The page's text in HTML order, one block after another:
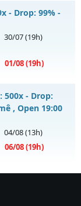
- Drop: 99% -
30/07(19h)
01/08(19h)
500x - Drop:
, Open 19:00
04/08(13h)
06/08(19h)
cả ngày, vào là